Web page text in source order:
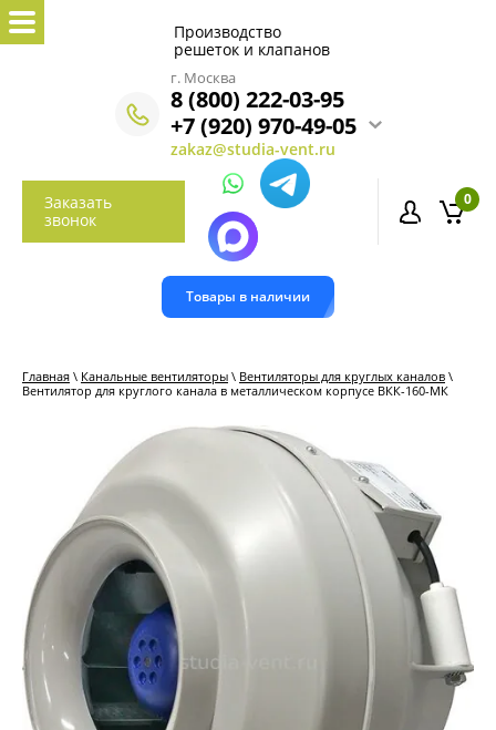
Производство
решеток и клапанов
г. Москва
8 (800) 222-03-95
+7 (920) 970-49-05
zakaz@studia-vent.ru
Заказать
звонок
0
Товары в наличии
Главная \ Канальные вентиляторы \ Вентиляторы для круглых каналов \
Вентилятор для круглого канала в металлическом корпусе ВКК-160-МК